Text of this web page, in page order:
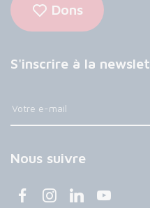
Dons
S'inscrire à la
Nous suivre